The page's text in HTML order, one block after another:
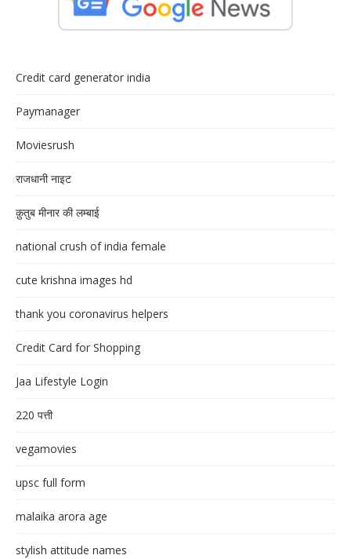
Credit card generator india
Paymanager
Moviesrush
राजधानी नाइट
क़ुतुब मीनार की लम्बाई
national crush of india female
cute krishna images hd
thank you coronavirus helpers
Credit Card for Shopping
Jaa Lifestyle Login
220 पत्ती
vegamovies
upsc full form
malaika arora age
stylish attitude names